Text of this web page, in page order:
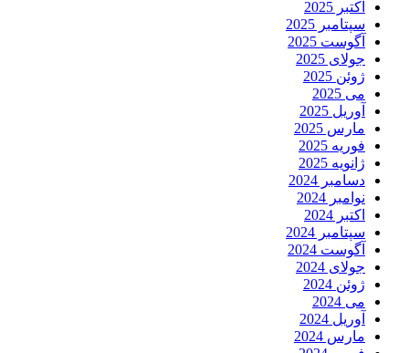
اکتبر 2025
سپتامبر 2025
آگوست 2025
جولای 2025
ژوئن 2025
می 2025
آوریل 2025
مارس 2025
فوریه 2025
ژانویه 2025
دسامبر 2024
نوامبر 2024
اکتبر 2024
سپتامبر 2024
آگوست 2024
جولای 2024
ژوئن 2024
می 2024
آوریل 2024
مارس 2024